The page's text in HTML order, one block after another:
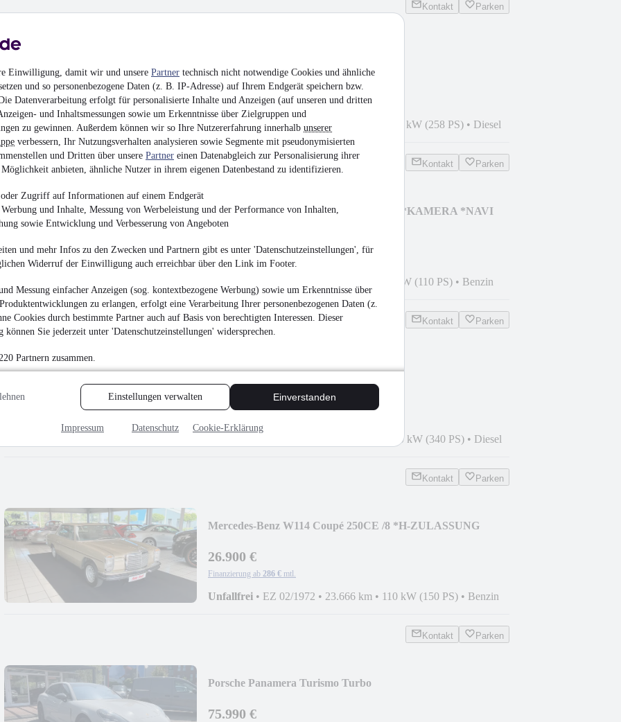
Einwilligung, damit wir und unsere Partner technisch nicht notwendige Cookies und ähnliche
und so personenbezogene Daten (z. B. IP-Adresse) auf Ihrem Endgerät speichern bzw.
Datenverarbeitung erfolgt für personalisierte Inhalte und Anzeigen (auf unseren und dritten
und Inhaltsmessungen sowie um Erkenntnisse über Zielgruppen und
zu gewinnen. Außerdem können wir so Ihre Nutzererfahrung innerhalb unserer
verbessern, Ihr Nutzungsverhalten analysieren sowie Segmente mit pseudonymisierten
und Dritten über unsere Partner einen Datenabgleich zur Personalisierung ihrer
anbieten, ähnliche Nutzer in ihrem eigenen Datenbestand zu identifizieren.
Zugriff auf Informationen auf einem Endgerät
und Inhalte, Messung von Werbeleistung und der Performance von Inhalten,
sowie Entwicklung und Verbesserung von Angeboten
und mehr Infos zu den Zwecken und Partnern gibt es unter 'Datenschutzeinstellungen', für
Widerruf der Einwilligung auch erreichbar über den Link im Footer.
Messung einfacher Anzeigen (sog. kontextbezogene Werbung) sowie um Erkenntnisse über
zu erlangen, erfolgt eine Verarbeitung Ihrer personenbezogenen Daten (z.
Cookies durch bestimmte Partner auch auf Basis von berechtigten Interessen. Dieser
können Sie jederzeit unter 'Datenschutzeinstellungen' widersprechen.
Partnern zusammen.
Einstellungen verwalten Einverstanden
Impressum Datenschutz Cookie-Erklärung
Kontakt Parken
*DIESEL*1.HAND*LEDER*MEMORY*LED*
39.800 €
Finanzierung ab 422 € mtl.
Unfallfrei• EZ 11/2015•132.048 km 190 kW (258 PS) • Diesel
Kontakt Parken
Peugeot 2008 GT-LINE *AUTOMATIK *KAMERA *NAVI
*SHZ *LED*
Finanzierung ab 197 € mtl.
81 kW (110 PS) • Benzin
Kontakt Parken
Land Rover Range Rover Sport
*AUTOBIOGRAPHY*DYNAMIC*XENON*
250 kW (340 PS) • Diesel
Kontakt Parken
Mercedes-Benz W114 Coupé 250CE /8 *H-ZULASSUNG
26.900 €
Finanzierung ab 286 € mtl.
Unfallfrei • EZ 02/1972 • 23.666 km • 110 kW (150 PS) • Benzin
Kontakt Parken
Porsche Panamera Turismo Turbo
75.990 €